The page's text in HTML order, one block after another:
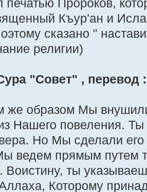
печатью Пророков,
Къур'ан и
сказано "
религии)
"Совет" , перевод :
же образом Мы
Нашего повеления.
Но Мы сделали
ведем прямым путем
Воистину, ты
Которому